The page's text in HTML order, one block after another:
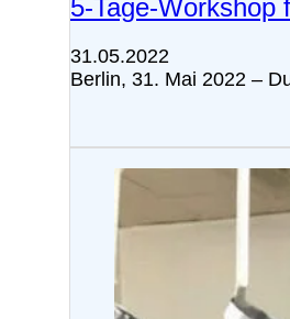
5-Tage-Workshop
31.05.2022
Berlin, 31. Mai 2022 –